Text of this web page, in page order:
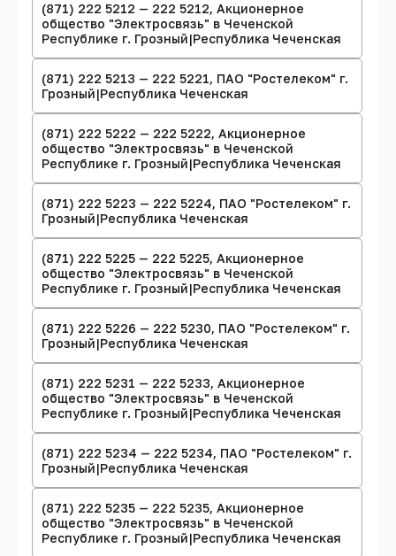
(871) 222 5212 — 222 5212, Акционерное
общество "Электросвязь" в Чеченской
Республике г. Грозный|Республика Чеченская
(871) 222 5213 — 222 5221, ПАО "Ростелеком" г.
Грозный|Республика Чеченская
(871) 222 5222 — 222 5222, Акционерное
общество "Электросвязь" в Чеченской
Республике г. Грозный|Республика Чеченская
(871) 222 5223 — 222 5224, ПАО "Ростелеком" г.
Грозный|Республика Чеченская
(871) 222 5225 — 222 5225, Акционерное
общество "Электросвязь" в Чеченской
Республике г. Грозный|Республика Чеченская
(871) 222 5226 — 222 5230, ПАО "Ростелеком" г.
Грозный|Республика Чеченская
(871) 222 5231 — 222 5233, Акционерное
общество "Электросвязь" в Чеченской
Республике г. Грозный|Республика Чеченская
(871) 222 5234 — 222 5234, ПАО "Ростелеком" г.
Грозный|Республика Чеченская
(871) 222 5235 — 222 5235, Акционерное
общество "Электросвязь" в Чеченской
Республике г. Грозный|Республика Чеченская